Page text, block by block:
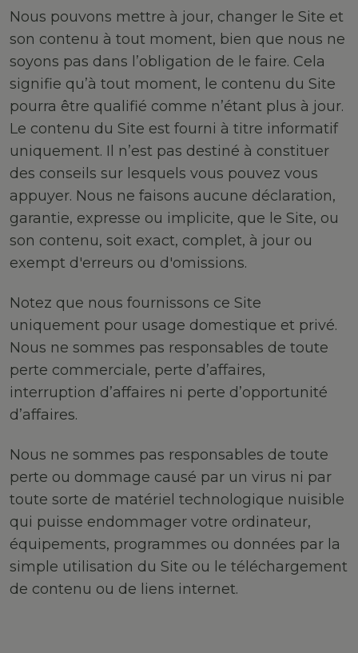
Nous pouvons mettre à jour, changer le Site et
son contenu à tout moment, bien que nous ne
soyons pas dans l’obligation de le faire. Cela
signifie qu’à tout moment, le contenu du Site
pourra être qualifié comme n’étant plus à jour.
Le contenu du Site est fourni à titre informatif
uniquement. Il n’est pas destiné à constituer
des conseils sur lesquels vous pouvez vous
appuyer. Nous ne faisons aucune déclaration,
garantie, expresse ou implicite, que le Site, ou
son contenu, soit exact, complet, à jour ou
exempt d'erreurs ou d'omissions.
Notez que nous fournissons ce Site
uniquement pour usage domestique et privé.
Nous ne sommes pas responsables de toute
perte commerciale, perte d’affaires,
interruption d’affaires ni perte d’opportunité
d’affaires.
Nous ne sommes pas responsables de toute
perte ou dommage causé par un virus ni par
toute sorte de matériel technologique nuisible
qui puisse endommager votre ordinateur,
équipements, programmes ou données par la
simple utilisation du Site ou le téléchargement
de contenu ou de liens internet.